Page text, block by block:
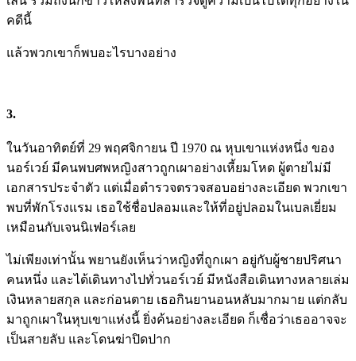
คดีนี้
แล้วพวกเขาก็พบอะไรบางอย่าง
3.
ในวันอาทิตย์ที่ 29 พฤศจิกายน ปี 1970 ณ หุบเขาแห่งหนึ่ง ของ
นอร์เวย์ มีคนพบศพหญิงสาวถูกเผาอย่างเหี้ยมโหด ผู้ตายไม่มี
เอกสารประจำตัว แต่เมื่อตำรวจตรวจสอบอย่างละเอียด พวกเขา
พบที่พักโรงแรม เธอใช้ชื่อปลอมและให้ที่อยู่ปลอมในเบลเยี่ยม
เหมือนกับเจนนิเฟอร์เลย
ไม่เพียงเท่านั้น พยานยังเห็นว่าหญิงที่ถูกเผา อยู่กับผู้ชายปริศนา
คนหนึ่ง และได้เดินทางไปทั่วนอร์เวย์ มีหนังสือเดินทางหลายเล่ม
เงินหลายสกุล และก่อนตาย เธอกินยานอนหลับมากมาย แต่กลับ
มาถูกเผาในหุบเขาแห่งนี้ ยิ่งค้นอย่างละเอียด ก็เชื่อว่าเธออาจจะ
เป็นสายลับ และโดนฆ่าปิดปาก